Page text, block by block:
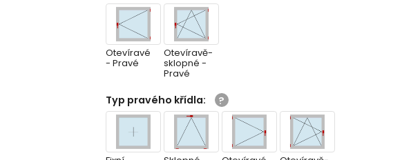
Otevíravé
- Pravé
Otevíravě-
sklopné -
Pravé
Typ pravého křídla: